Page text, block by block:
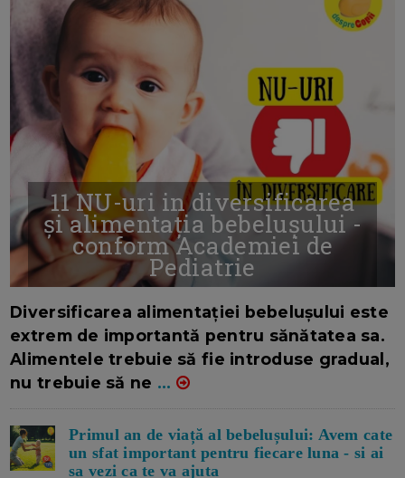
11 NU-uri in diversificarea
și alimentația bebelușului -
conform Academiei de
Pediatrie
Diversificarea alimentației bebelușului este
extrem de importantă pentru sănătatea sa.
Alimentele trebuie să fie introduse gradual,
nu trebuie să ne ...
Primul an de viață al bebelușului: Avem cate
un sfat important pentru fiecare luna - si ai
sa vezi ca te va ajuta